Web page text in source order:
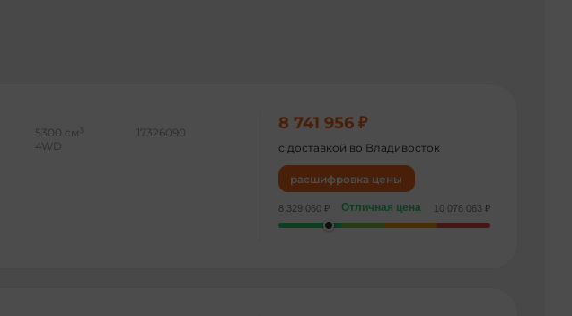
5300 см 3
4WD
17326090 8 741 956 ₽
с доставкой во Владивосток
расшифровка цены
8 329 060 ₽ Отличная цена 10 076 063 ₽